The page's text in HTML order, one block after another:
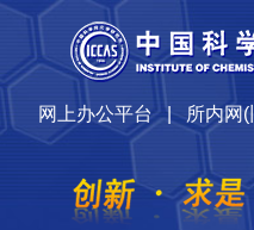
网上办公平台|所内网(